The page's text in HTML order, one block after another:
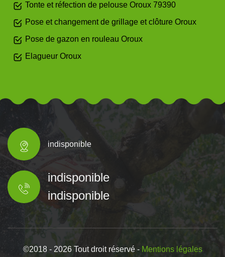
Tonte et réfection de pelouse Oroux 79390
Pose et changement de grillage et clôture Oroux
Pose de gazon en rouleau Oroux
Elagueur Oroux
indisponible
indisponible
indisponible
©2018 - 2026 Tout droit réservé - Mentions légales